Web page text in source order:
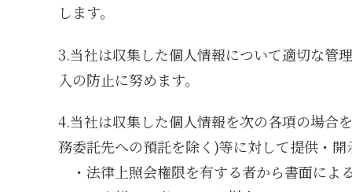
します。
3.当社は収集した個人情報について適切な管
入の防止に努めます。
4.当社は収集した個人情報を次の各項の場合
務委託先への預託を除く)等に対して提供・
・法律上照会権限を有する者から書面によ